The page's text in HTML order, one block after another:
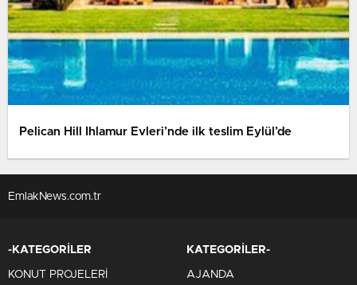
Pelican Hill Ihlamur Evleri’nde ilk teslim Eylül’de
EmlakNews.com.tr
-KATEGORİLER
KONUT PROJELERİ
KATEGORİLER-
AJANDA